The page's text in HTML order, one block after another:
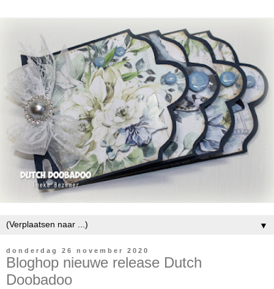
▼
donderdag 26 november 2020
Bloghop nieuwe release Dutch
Doobadoo